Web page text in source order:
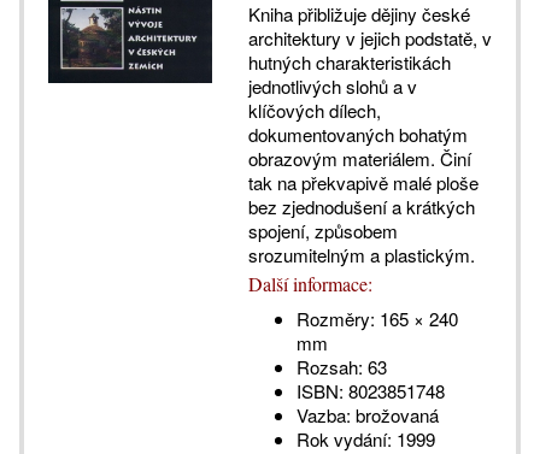
Kniha přibližuje dějiny české
architektury v jejich podstatě, v
hutných charakteristikách
jednotlivých slohů a v
klíčových dílech,
dokumentovaných bohatým
obrazovým materiálem. Činí
tak na překvapivě malé ploše
bez zjednodušení a krátkých
spojení, způsobem
srozumitelným a plastickým.
Další informace:
Rozměry: 165 × 240
mm
Rozsah: 63
ISBN: 8023851748
Vazba: brožovaná
Rok vydání: 1999